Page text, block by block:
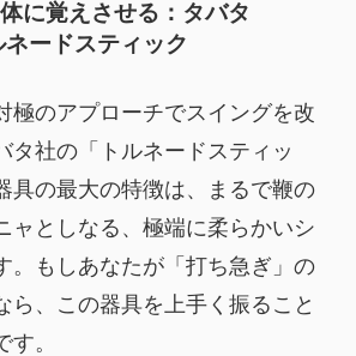
に覚えさせる：タバタ
ネードスティック
極のアプローチでスイングを改
タ社の「トルネードスティッ
具の最大の特徴は、まるで鞭の
ャとしなる、極端に柔らかいシ
。もしあなたが「打ち急ぎ」の
ら、この器具を上手く振ること
。